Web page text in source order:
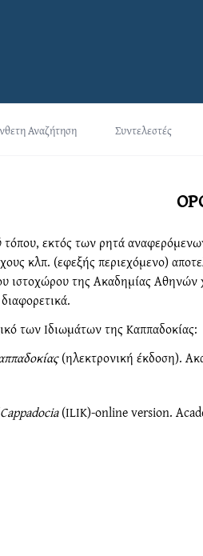
Αναζήτηση Συντελεστές
εκτός των ρητά
κλπ. (εφεξής περιεχόμενο)
ιστοχώρου της Ακαδημίας Αθηνών
των Ιδιωμάτων της Καππαδοκίας:
(ηλεκτρονική έκδοση).
(ILIK)-online version.